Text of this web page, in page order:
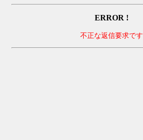
ERROR !
不正な返信要求です